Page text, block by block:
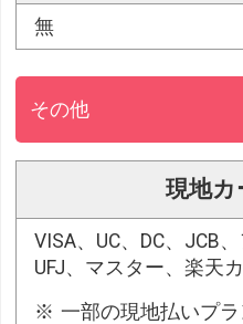
無
その他
現地カ
VISA、UC、DC、JCB
UFJ、マスター、楽天
一部の現地払いプ